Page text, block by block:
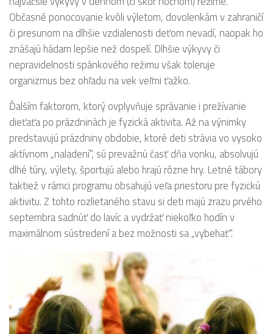
Občasné ponocovanie kvôli výletom, dovolenkám v zahraničí
či presunom na dlhšie vzdialenosti deťom nevadí, naopak ho
znášajú hádam lepšie než dospelí. Dlhšie výkyvy či
nepravidelnosti spánkového režimu však toleruje
organizmus bez ohľadu na vek veľmi ťažko.
Ďalším faktorom, ktorý ovplyvňuje správanie i prežívanie
dieťaťa po prázdninách je fyzická aktivita. Až na výnimky
predstavujú prázdniny obdobie, ktoré deti strávia vo vysoko
aktívnom „naladení“, sú prevažnú časť dňa vonku, absolvujú
dlhé túry, výlety, športujú alebo hrajú rôzne hry. Letné tábory
taktiež v rámci programu obsahujú veľa priestoru pre fyzickú
aktivitu. Z tohto rozlietaného stavu si deti majú zrazu prvého
septembra sadnúť do lavíc a vydržať niekoľko hodín v
maximálnom sústredení a bez možnosti sa „vybehať“.